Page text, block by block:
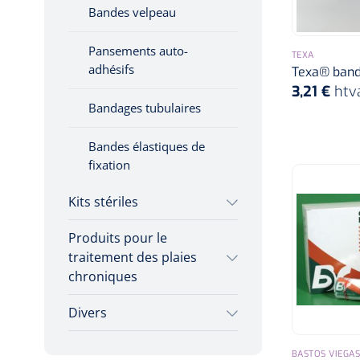
prédécoupées
Bandes velpeau
Pansements auto-
adhésifs
Bandages tubulaires
Bandes élastiques de
fixation
Kits stériles
Sets de bandage
Champs opératoires
Jeu de sondes
Produits pour le
traitement des plaies
chroniques
Hydrocolloïdes
Divers
TEXA
Texa®
3,21 €
BASTOS VIEGAS